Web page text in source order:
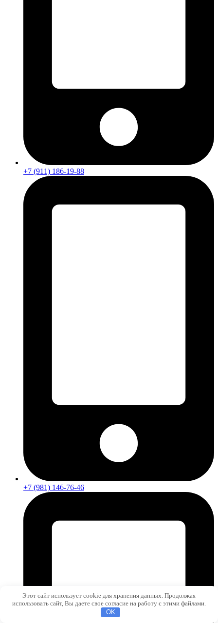
+7 (911) 186-19-88
+7 (981) 146-76-46
Этот сайт использует cookie для хранения данных. Продолжая
использовать сайт, Вы даете свое согласие на работу с этими файлами.
OK